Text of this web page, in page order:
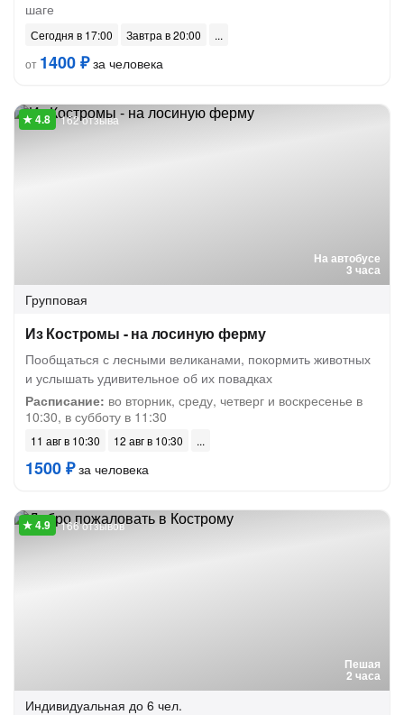
шаге
Сегодня в 17:00
Завтра в 20:00
от 1400 ₽за человека
На автобусе
3 часа
162 отзыва
Групповая
Из Костромы - на лосиную ферму
Пообщаться с лесными великанами, покормить животных
и услышать удивительное об их повадках
Расписание: во вторник, среду, четверг и воскресенье в
10:30, в субботу в 11:30
11 авг в 10:30 12 авг в 10:30
1500 ₽за человека
Пешая
2 часа
166 отзывов
Индивидуальная до 6 чел.